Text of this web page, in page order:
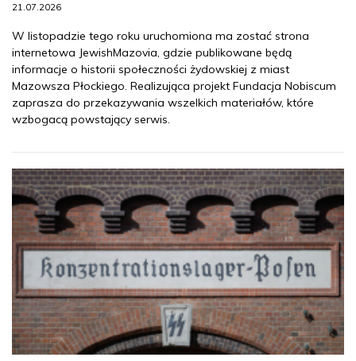
21.07.2026
W listopadzie tego roku uruchomiona ma zostać strona
internetowa JewishMazovia, gdzie publikowane będą
informacje o historii społeczności żydowskiej z miast
Mazowsza Płockiego. Realizująca projekt Fundacja Nobiscum
zaprasza do przekazywania wszelkich materiałów, które
wzbogacą powstający serwis.